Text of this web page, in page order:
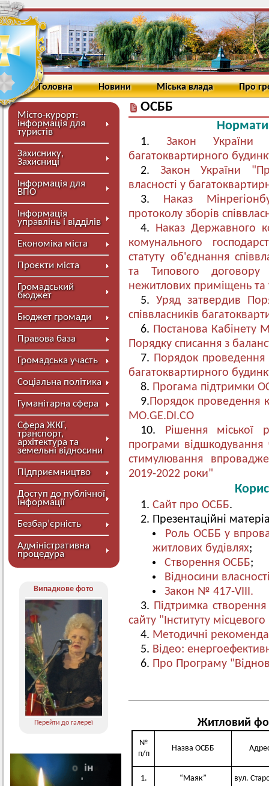
Головна Новини Міська влада Про
Місто-курорт:
інформація для
туристів
Захиснику,
Захисниці
Інформація для
ВПО
Інформація
управлінь і відділів
Економіка міста
Проєкти міста
Громадський
бюджет
Бюджет громади
Правова база
Громадська участь
Соціальна політика
Гуманітарна сфера
Сфера ЖКГ,
транспорт,
архітектура та
земельні відносини
Підприємництво
Доступ до публічної
інформації
Безбар’єрність
Адміністративна
процедура
Випадкове фото
Перейти до галереї
ОСББ
1. Закон України
багатоквартирного
2. Закон України
власності у
3. Наказ
протоколу зборів
4. Наказ Державного
комунального
статуту об'єднання
та Типового договору
нежитлових приміщень та
5. Уряд затвердив
співвласників
6. Постанова Кабінету
Порядку списання з
7. Порядок проведення
багатоквартирного
8. Прогама підтримки
9.Порядок проведення
МО.GЕ.DІ.CO
10. Рішення міської
програми
стимулювання
2019-2022 роки"
1. Сайт про ОСББ.
2. Презентаційні
Роль ОСББ у
житлових будівлях;
Створення ОСББ;
Відносини
Закон № 417-VIII.
3. Підтримка
сайту "Інституту
4. Методичні
5. Відео:
6. Про Програму
Житловий
№
п/п
Назва ОСББ
1. “Маяк” вул.